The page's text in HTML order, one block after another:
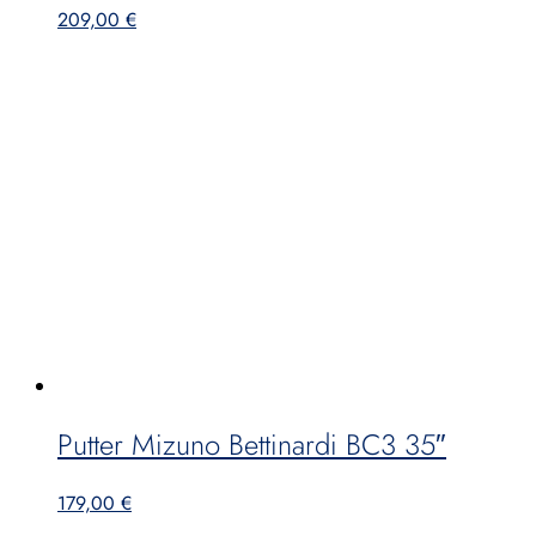
209,00 €
Putter Mizuno Bettinardi BC3 35″
179,00 €